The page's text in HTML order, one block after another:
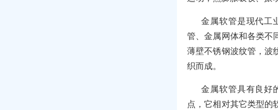
金属软管是现代工
管、金属网体和各类不
薄壁不锈钢波纹管，波
织而成。
金属软管具有良好
点，它相对其它类型的